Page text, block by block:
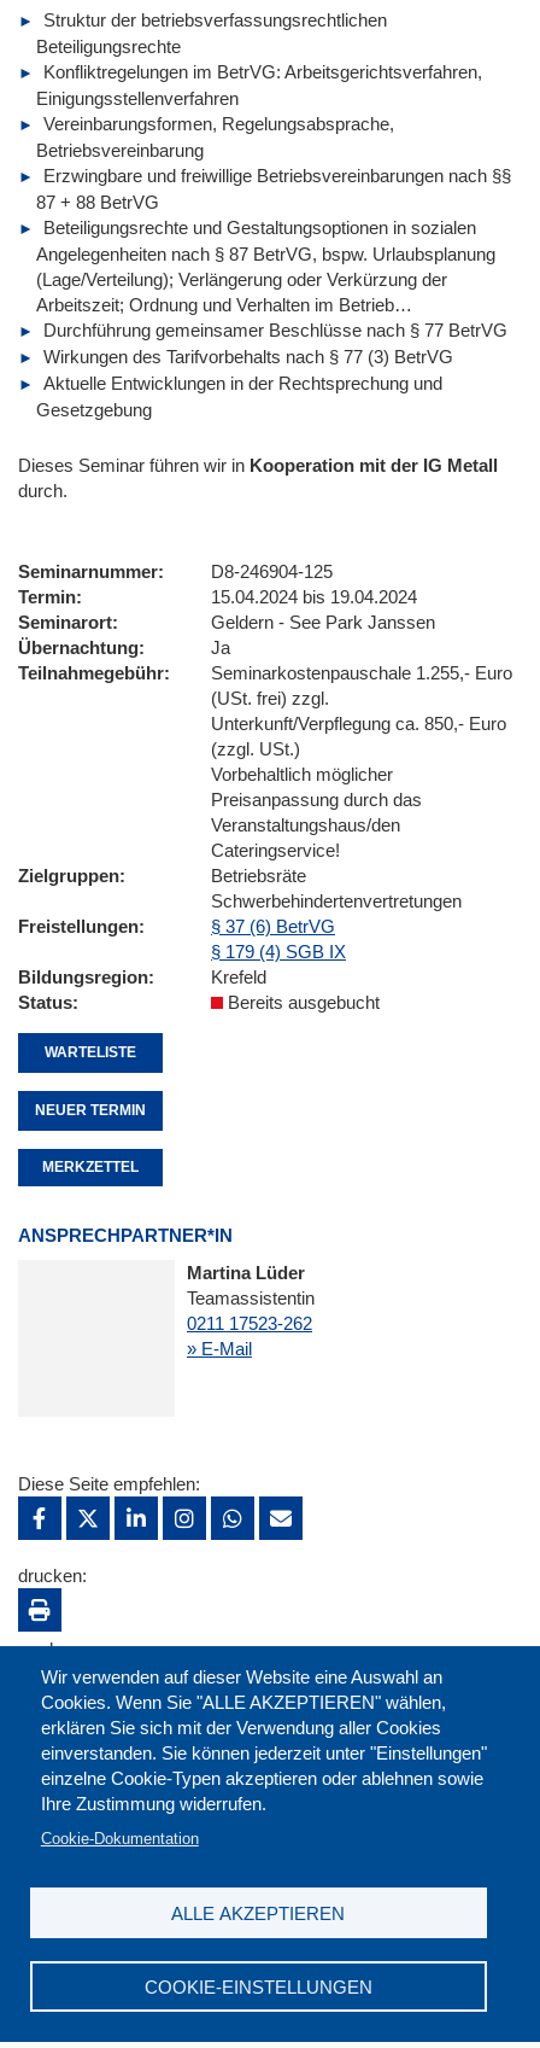
Struktur der betriebsverfassungsrechtlichen
Beteiligungsrechte
Konfliktregelungen im BetrVG: Arbeitsgerichtsverfahren,
Einigungsstellenverfahren
Vereinbarungsformen, Regelungsabsprache,
Betriebsvereinbarung
Erzwingbare und freiwillige Betriebsvereinbarungen nach §§
87 + 88 BetrVG
Beteiligungsrechte und Gestaltungsoptionen in sozialen
Angelegenheiten nach § 87 BetrVG, bspw. Urlaubsplanung
(Lage/Verteilung); Verlängerung oder Verkürzung der
Arbeitszeit; Ordnung und Verhalten im Betrieb…
Durchführung gemeinsamer Beschlüsse nach § 77 BetrVG
Wirkungen des Tarifvorbehalts nach § 77 (3) BetrVG
Aktuelle Entwicklungen in der Rechtsprechung und
Gesetzgebung
Dieses Seminar führen wir in Kooperation mit der IG Metall
durch.
Seminarnummer
D8-246904-125
Termin
15.04.2024 bis 19.04.2024
Seminarort
Geldern - See Park Janssen
Übernachtung
Ja
Teilnahmegebühr
Seminarkostenpauschale 1.255,- Euro
(USt. frei) zzgl.
Unterkunft/Verpflegung ca. 850,- Euro
(zzgl. USt.)
Vorbehaltlich möglicher
Preisanpassung durch das
Veranstaltungshaus/den
Cateringservice!
Zielgruppen
Betriebsräte
Schwerbehindertenvertretungen
Freistellungen
§ 37 (6) BetrVG
§ 179 (4) SGB IX
Bildungsregion
Krefeld
Status
Bereits ausgebucht
WARTELISTE
NEUER TERMIN
MERKZETTEL
ANSPRECHPARTNER*IN
Martina Lüder
Teamassistentin
0211 17523-262
» E-Mail
Wir verwenden auf dieser Website eine Auswahl an
Cookies. Wenn Sie "ALLE AKZEPTIEREN" wählen,
erklären Sie sich mit der Verwendung aller Cookies
einverstanden. Sie können jederzeit unter "Einstellungen"
einzelne Cookie-Typen akzeptieren oder ablehnen sowie
Ihre Zustimmung widerrufen.
Cookie-Dokumentation
COOKIE-EINSTELLUNGEN
ALLE AKZEPTIEREN
Diese Seite empfehlen:
drucken:
merken:
DGB-Bildungswerk NRW e.V. © 2026